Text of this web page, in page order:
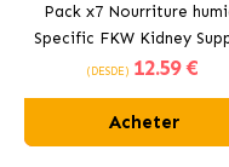
Pack x7 Nourriture
Specific FKW Kidney
pour chats ayant des
ou hépatiques
(DESDE) 12.59 €
Acheter